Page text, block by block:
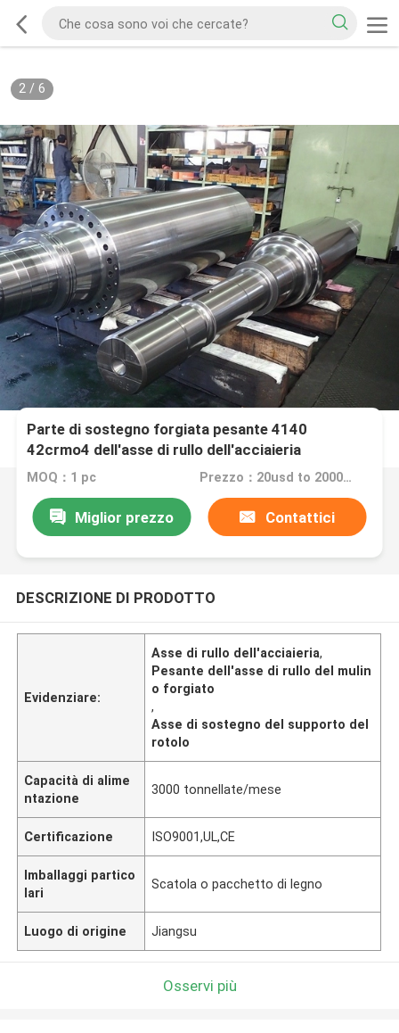
2/ 6
Parte di sostegno forgiata pesante 4140
42crmo4 dell'asse di rullo dell'acciaieria
MOQ：1 pc Prezzo：20usd to 2000usd per piece
Miglior prezzo Contattici
DESCRIZIONE DI PRODOTTO
Evidenziare:
Asse di rullo dell'acciaieria,
Pesante dell'asse di rullo del mulin
o forgiato
,
Asse di sostegno del supporto del
rotolo
Capacità di alime
ntazione
3000 tonnellate/mese
Certificazione ISO9001,UL,CE
Imballaggi partico
lari
Scatola o pacchetto di legno
Luogo di origine Jiangsu
Osservi più